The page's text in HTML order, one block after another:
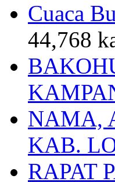
Cuaca
44,768
NAMA,
KAB.
RAPAT